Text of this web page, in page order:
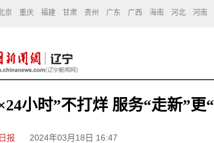
京 重庆 福建 甘肃 贵州 广东 广西 海南 河北 河南
小时”不打烊 服务“走新”更
报 2024年03月18日 16:47